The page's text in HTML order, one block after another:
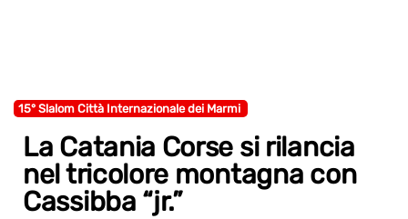
15° Slalom Città Internazionale dei Marmi
La Catania Corse si rilancia
nel tricolore montagna con
Cassibba “jr.”